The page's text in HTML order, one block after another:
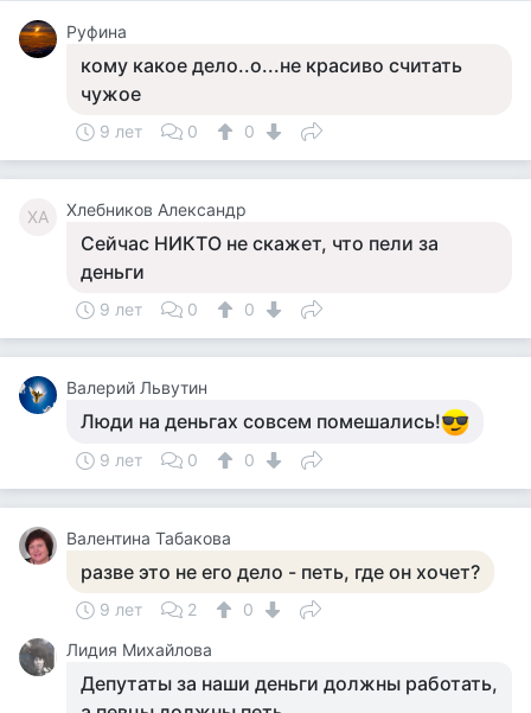
Руфина
кому какое дело..о...не красиво считать
чужое
9 лет 0 0
ХА Хлебников Александр
Сейчас НИКТО не скажет, что пели за
деньги
9 лет 0 0
Валерий Львутин
Люди на деньгах совсем помешались!
9 лет 0 0
Валентина Табакова
разве это не его дело - петь, где он хочет?
9 лет 2
0
Лидия Михайлова
Депутаты за наши деньги должны работать,